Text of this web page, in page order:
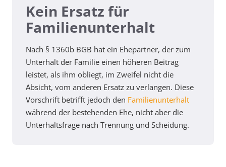
Kein Ersatz für
Familienunterhalt
Nach § 1360b BGB hat ein Ehepartner, der zum
Unterhalt der Familie einen höheren Beitrag
leistet, als ihm obliegt, im Zweifel nicht die
Absicht, vom anderen Ersatz zu verlangen. Diese
Vorschrift betrifft jedoch den Familienunterhalt
während der bestehenden Ehe, nicht aber die
Unterhaltsfrage nach Trennung und Scheidung.